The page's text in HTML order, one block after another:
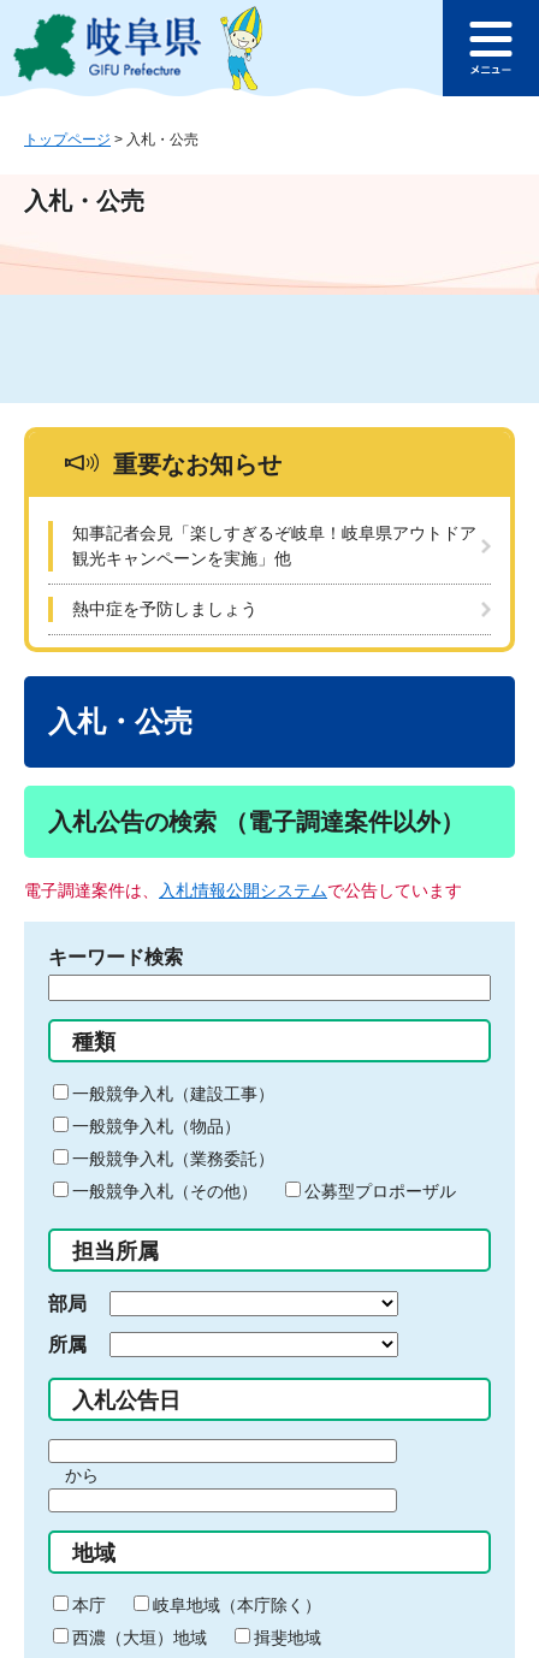
ジ
ュ
文
このページの本文へ
ュ
トップページ > 入札・公売
入札・公売
重要なお知らせ
知事記者会見「楽しすぎるぞ岐阜！岐阜県アウトドア
観光キャンペーンを実施」他
熱中症を予防しましょう
入札・公売
入札公告の検索 （電子調達案件以外）
電子調達案件は、 入札情報公開システムで公告しています
キーワード検索
る
キ
ー
ワ
ー
ド
入
力
種類
一般競争入札（建設工事）
一般競争入札（物品）
一般競争入札（業務委託）
一般競争入札（その他）
公募型プロポーザル
担当所属
部局
所属
入札公告日
間
始
り
から
間
終
わ
り
地域
本庁
岐阜地域（本庁除く）
西濃（大垣）地域
揖斐地域